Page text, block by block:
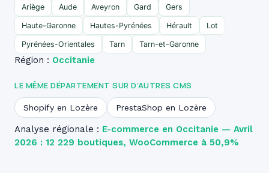
Ariège Aude Aveyron Gard Gers
Haute-Garonne Hautes-Pyrénées Hérault Lot
Pyrénées-Orientales Tarn Tarn-et-Garonne
Région : Occitanie
LE MÊME DÉPARTEMENT SUR D’AUTRES CMS
Shopify en Lozère PrestaShop en Lozère
Analyse régionale : E-commerce en Occitanie — Avril
2026 : 12 229 boutiques, WooCommerce à 50,9%